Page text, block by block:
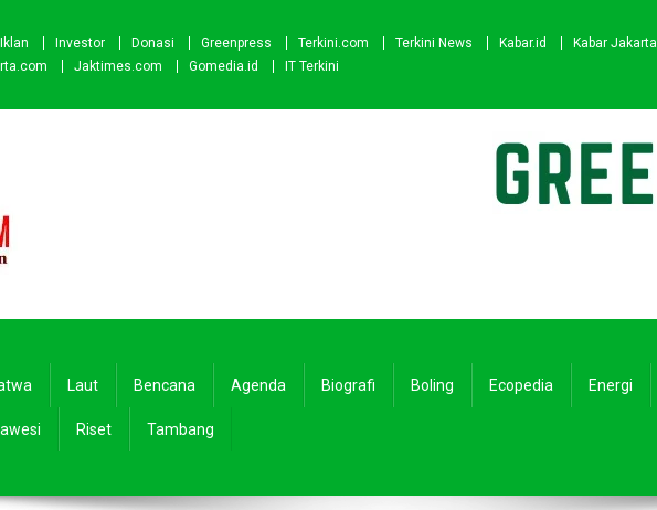
Investor Donasi Greenpress Terkini.com Terkini News Kabar.id Kabar Jakarta
Jaktimes.com Gomedia.id IT Terkini
Laut Bencana Agenda Biografi Boling Ecopedia Energi
Riset Tambang